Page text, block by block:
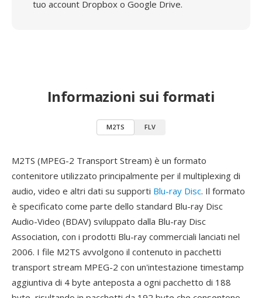
tuo account Dropbox o Google Drive.
Informazioni sui formati
M2TS FLV
M2TS (MPEG-2 Transport Stream) è un formato
contenitore utilizzato principalmente per il multiplexing di
audio, video e altri dati su supporti Blu-ray Disc. Il formato
è specificato come parte dello standard Blu-ray Disc
Audio-Video (BDAV) sviluppato dalla Blu-ray Disc
Association, con i prodotti Blu-ray commerciali lanciati nel
2006. I file M2TS avvolgono il contenuto in pacchetti
transport stream MPEG-2 con un'intestazione timestamp
aggiuntiva di 4 byte anteposta a ogni pacchetto di 188